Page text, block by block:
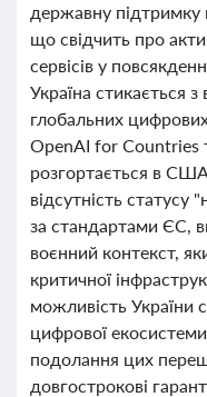
державну підтримку
що свідчить про
сервісів у
Україна стикається з
глобальних
OpenAI for Countries
розгортається в
відсутність статусу
за стандартами ЄС,
воєнний контекст,
критичної
можливість України
цифрової
подолання цих
довгострокові